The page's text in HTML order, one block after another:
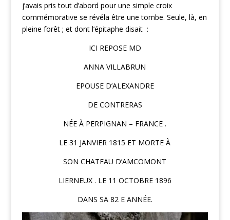
j’avais pris tout d’abord pour une simple croix
commémorative se révéla être une tombe. Seule, là, en
pleine forêt ; et dont l’épitaphe disait :
ICI REPOSE MD
ANNA VILLABRUN
EPOUSE D’ALEXANDRE
DE CONTRERAS
NÉE À PERPIGNAN – FRANCE .
LE 31 JANVIER 1815 ET MORTE À
SON CHATEAU D’AMCOMONT
LIERNEUX . LE 11 OCTOBRE 1896
DANS SA 82 E ANNÉE.